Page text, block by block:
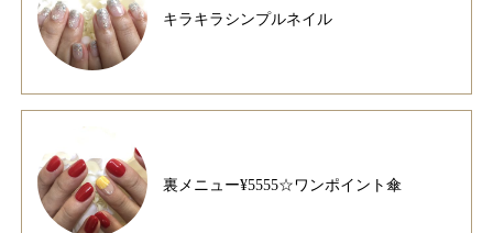
キラキラシンプルネイル
裏メニュー¥5555☆ワンポイント傘